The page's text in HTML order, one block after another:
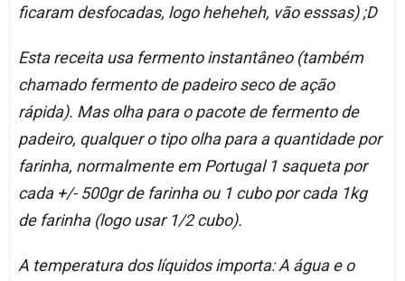
ficaram desfocadas, logo heheheh, vão esssas) ;D
Esta receita usa fermento instantâneo (também
chamado fermento de padeiro seco de ação
rápida). Mas olha para o pacote de fermento de
padeiro, qualquer o tipo olha para a quantidade por
farinha, normalmente em Portugal 1 saqueta por
cada +/- 500gr de farinha ou 1 cubo por cada 1kg
de farinha (logo usar 1/2 cubo).
A temperatura dos líquidos importa: A água e o